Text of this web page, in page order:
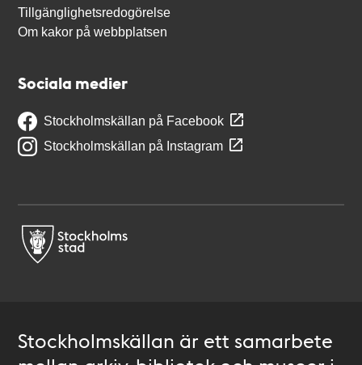
Tillgänglighetsredogörelse
Om kakor på webbplatsen
Sociala medier
Stockholmskällan på Facebook
Stockholmskällan på Instagram
Stockholmskällan är ett samarbete